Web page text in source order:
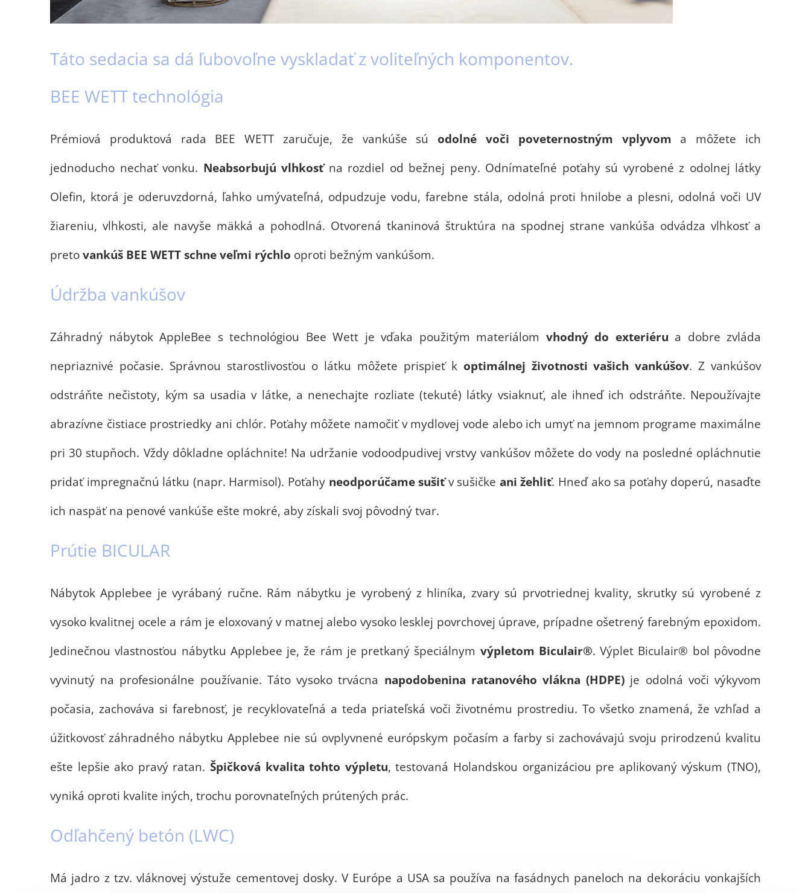
Táto sedacia sa dá ľubovoľne vyskladať z voliteľných komponentov.
BEE WETT technológia
Prémiová produktová rada BEE WETT zaručuje, že vankúše sú odolné voči poveternostným vplyvom a môžete ich
jednoducho nechať vonku. Neabsorbujú vlhkosťna rozdiel od bežnej peny. Odnímateľné poťahy sú vyrobené z odolnej látky
Olefin, ktorá je oderuvzdorná, ľahko umývateľná, odpudzuje vodu, farebne stála, odolná proti hnilobe a plesni, odolná voči UV
žiareniu, vlhkosti, ale navyše mäkká a pohodlná. Otvorená tkaninová štruktúra na spodnej strane vankúša odvádza vlhkosť a
preto vankúš BEE WETT schne veľmi rýchlo oproti bežným vankúšom.
Údržba vankúšov
Záhradný nábytok AppleBee s technológiou Bee Wett je vďaka použitým materiálom vhodný do exteriéru a dobre zvláda
nepriaznivé počasie. Správnou starostlivosťou o látku môžete prispieť k optimálnej životnosti vašich vankúšov. Z vankúšov
odstráňte nečistoty, kým sa usadia v látke, a nenechajte rozliate (tekuté) látky vsiaknuť, ale ihneď ich odstráňte. Nepoužívajte
abrazívne čistiace prostriedky ani chlór. Poťahy môžete namočiť v mydlovej vode alebo ich umyť na jemnom programe maximálne
pri 30 stupňoch. Vždy dôkladne opláchnite! Na udržanie vodoodpudivej vrstvy vankúšov môžete do vody na posledné opláchnutie
pridať impregnačnú látku (napr. Harmisol). Poťahy neodporúčame sušiťv sušičke ani žehliť. Hneď ako sa poťahy doperú, nasaďte
ich naspäť na penové vankúše ešte mokré, aby získali svoj pôvodný tvar.
Prútie BICULAR
Nábytok Applebee je vyrábaný ručne. Rám nábytku je vyrobený z hliníka, zvary sú prvotriednej kvality, skrutky sú vyrobené z
vysoko kvalitnej ocele a rám je eloxovaný v matnej alebo vysoko lesklej povrchovej úprave, prípadne ošetrený farebným epoxidom.
Jedinečnou vlastnosťou nábytku Applebee je, že rám je pretkaný špeciálnym výpletom Biculair®. Výplet Biculair® bol pôvodne
vyvinutý na profesionálne používanie. Táto vysoko trvácna napodobenina ratanového vlákna (HDPE) je odolná voči výkyvom
počasia, zachováva si farebnosť, je recyklovateľná a teda priateľská voči životnému prostrediu. To všetko znamená, že vzhľad a
úžitkovosť záhradného nábytku Applebee nie sú ovplyvnené európskym počasím a farby si zachovávajú svoju prirodzenú kvalitu
ešte lepšie ako pravý ratan. Špičková kvalita tohto výpletu, testovaná Holandskou organizáciou pre aplikovaný výskum (TNO),
vyniká oproti kvalite iných, trochu porovnateľných prútených prác.
Odľahčený betón (LWC)
Má jadro z tzv. vláknovej výstuže cementovej dosky. V Európe a USA sa používa na fasádnych paneloch na dekoráciu vonkajších